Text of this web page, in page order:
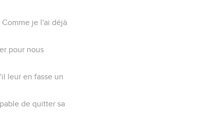
je l'ai déjà
pour nous
leur en fasse un
de quitter sa